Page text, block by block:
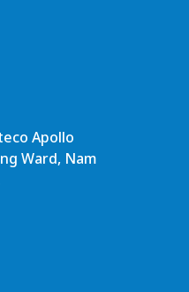
Apollo
Ward, Nam